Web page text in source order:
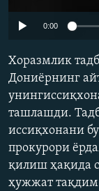
Auto
0:00
Хоразмлик
Дониёрнинг
ташлашди.
иссиқхонани
прокурори
қилиш ҳақида
ҳужжат тақдим